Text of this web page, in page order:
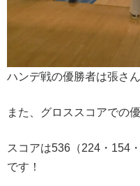
ハンデ戦の優勝者は張さん
また、グロススコアでの
スコアは536（224・154
です！